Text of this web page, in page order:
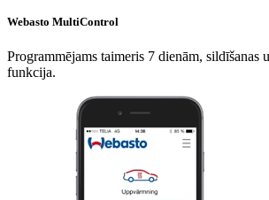
Webasto MultiControl
Programmējams taimeris 7 dienām, sildīšanas
funkcija.